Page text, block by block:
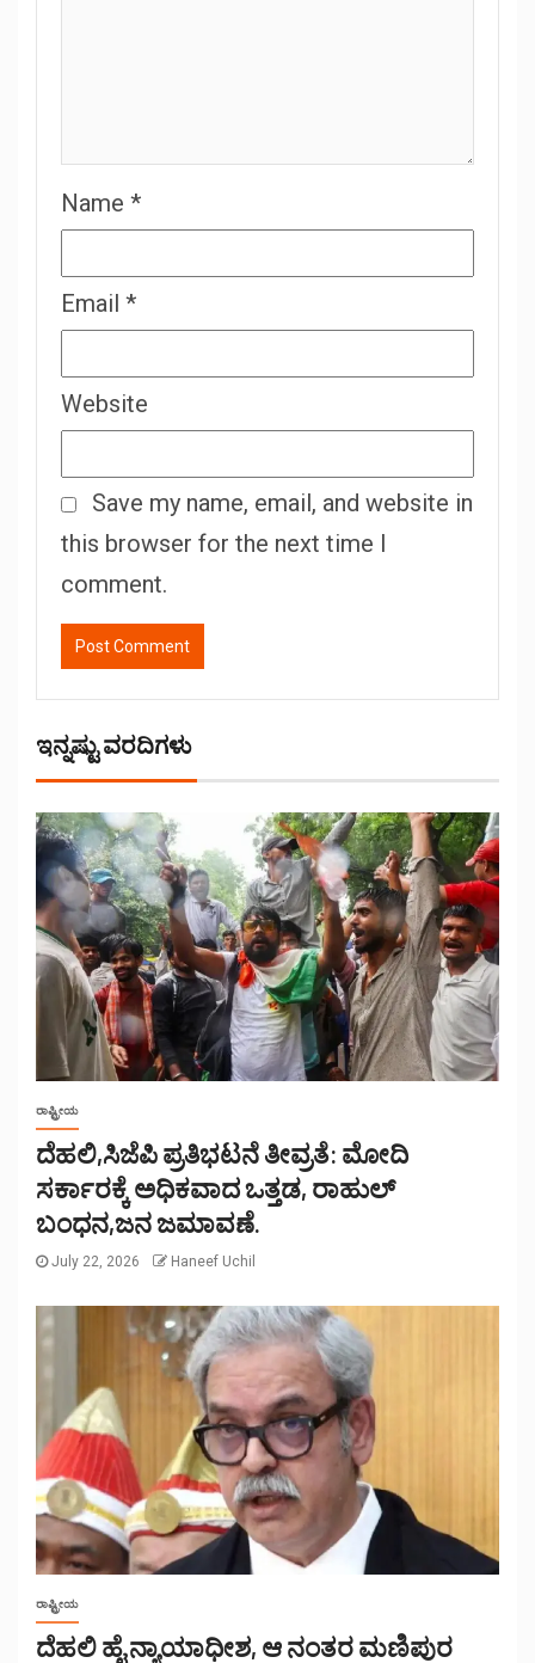
Name *
Email *
Website
Save my name, email, and website in
this browser for the next time I
comment.
ಇನ್ನಷ್ಟು ವರದಿಗಳು
ರಾಷ್ಟ್ರೀಯ
ದೆಹಲಿ,ಸಿಜೆಪಿ ಪ್ರತಿಭಟನೆ ತೀವ್ರತೆ: ಮೋದಿ
ಸರ್ಕಾರಕ್ಕೆ ಅಧಿಕವಾದ ಒತ್ತಡ, ರಾಹುಲ್
ಬಂಧನ,ಜನ ಜಮಾವಣೆ.
July 22, 2026 Haneef Uchil
ರಾಷ್ಟ್ರೀಯ
ದೆಹಲಿ ಹೈ ನ್ಯಾಯಾಧೀಶ, ಆ ನಂತರ ಮಣಿಪುರ